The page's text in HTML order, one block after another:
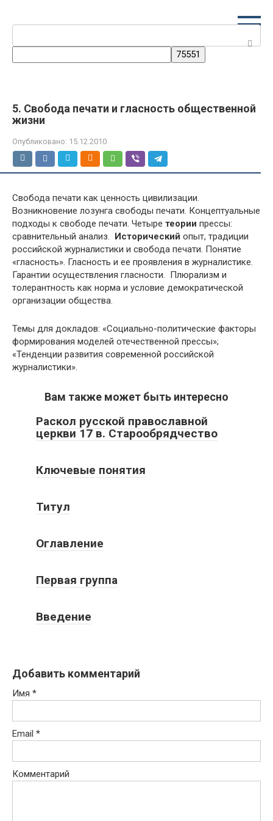
5. Свобода печати и гласность общественной
жизни
Опубликовано: 15.12.2010
Свобода печати как ценность цивилизации.
Возникновение лозунга свободы печати. Концептуальные
подходы к свободе печати. Четыре теории прессы:
сравнительный анализ. Исторический опыт, традиции
российской журналистики и свобода печати. Понятие
«гласность». Гласность и ее проявления в журналистике.
Гарантии осуществления гласности. Плюрализм и
толерантность как норма и условие демократической
организации общества.
Темы для докладов: «Социально-политические факторы
формирования моделей отечественной прессы»;
«Тенденции развития современной российской
журналистики».
Вам также может быть интересно
Раскол русской православной
церкви 17 в. Старообрядчество
Ключевые понятия
Титул
Оглавление
Первая группа
Введение
Добавить комментарий
Имя *
Email *
Комментарий